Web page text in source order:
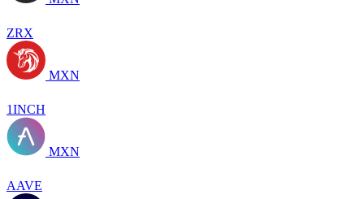
ZRX
MXN
1INCH
MXN
AAVE